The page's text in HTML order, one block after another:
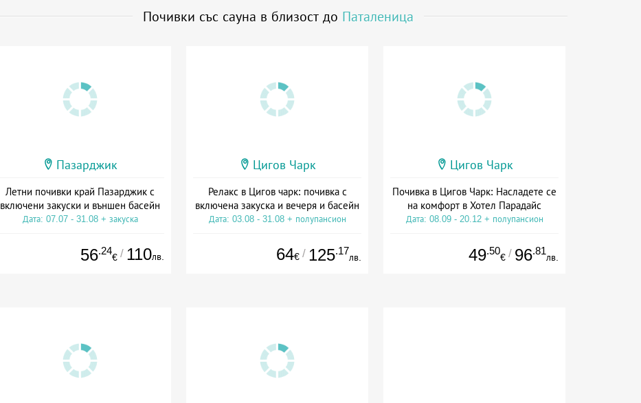
Почивки със сауна в близост до Паталеница
Пазарджик
Летни почивки край Пазарджик с
включени закуски и външен басейн
Дата: 07.07 - 31.08 + закуска
56.24
€ / 110лв.
Цигов Чарк
Релакс в Цигов чарк: почивка с
включена закуска и вечеря и басейн
Дата: 03.08 - 31.08 + полупансион
64€ / 125.17
лв.
Цигов Чарк
Почивка в Цигов Чарк: Насладете се
на комфорт в Хотел Парадайс
Дата: 08.09 - 20.12 + полупансион
49.50
€ / 96.81
лв.